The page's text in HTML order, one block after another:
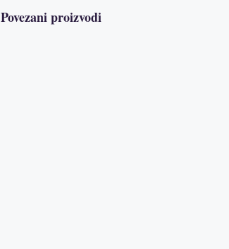
Povezani proizvodi